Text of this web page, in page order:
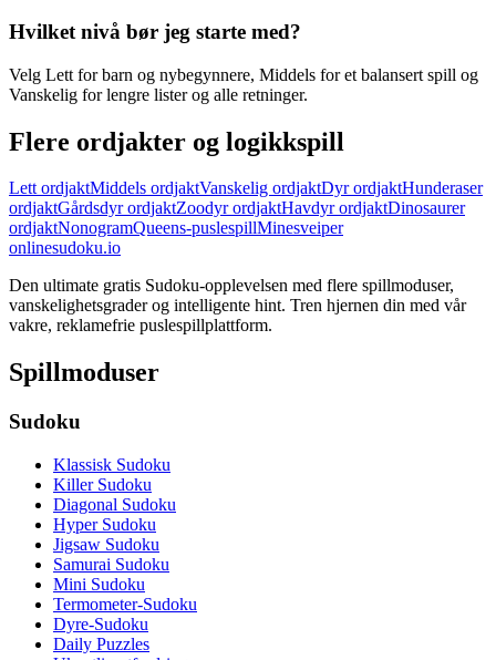
Hvilket nivå bør jeg starte med?
Velg Lett for barn og nybegynnere, Middels for et balansert spill og
Vanskelig for lengre lister og alle retninger.
Flere ordjakter og logikkspill
Lett ordjaktMiddels ordjaktVanskelig ordjaktDyr ordjaktHunderaser
ordjaktGårdsdyr ordjaktZoodyr ordjaktHavdyr ordjaktDinosaurer
ordjaktNonogramQueens-puslespillMinesveiper
onlinesudoku.io
Den ultimate gratis Sudoku-opplevelsen med flere spillmoduser,
vanskelighetsgrader og intelligente hint. Tren hjernen din med vår
vakre, reklamefrie puslespillplattform.
Spillmoduser
Sudoku
Klassisk Sudoku
Killer Sudoku
Diagonal Sudoku
Hyper Sudoku
Jigsaw Sudoku
Samurai Sudoku
Mini Sudoku
Termometer-Sudoku
Dyre-Sudoku
Daily Puzzles